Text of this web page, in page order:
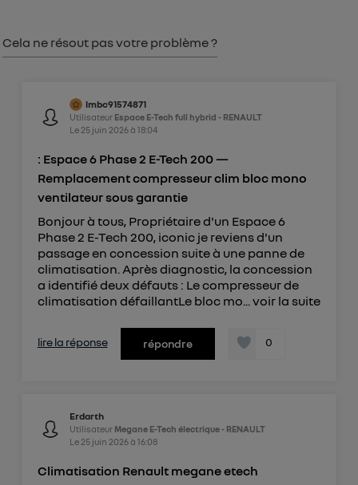
Cela ne résout pas votre problème ?
lmbc91574871
Utilisateur Espace E-Tech full hybrid - RENAULT
Le 25 juin 2026à 18:04
: Espace 6 Phase 2 E-Tech 200 —
Remplacement compresseur clim bloc mono
ventilateur sous garantie
Bonjour à tous, Propriétaire d'un Espace 6
Phase 2 E-Tech 200, iconic je reviens d'un
passage en concession suite à une panne de
climatisation. Après diagnostic, la concession
a identifié deux défauts : Le compresseur de
climatisation défaillantLe bloc mo... voir la suite
lire la réponse répondre 0
Erdarth
Utilisateur Megane E-Tech électrique - RENAULT
Le 25 juin 2026à 16:08
Climatisation Renault megane etech
") ou via la page « gérer Utiq » en bas de ce site.
Pour plus d'informations, veuillez consulter